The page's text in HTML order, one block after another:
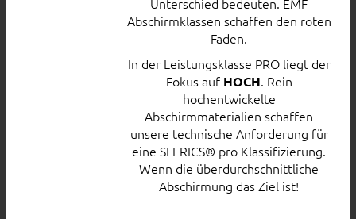
Abschirmklassen schaffen den roten
Faden.
In der Leistungsklasse PRO liegt der
Fokus auf HOCH. Rein
hochentwickelte
Abschirmmaterialien schaffen
unsere technische Anforderung für
eine SFERICS® pro Klassifizierung.
Wenn die überdurchschnittliche
Abschirmung das Ziel ist!